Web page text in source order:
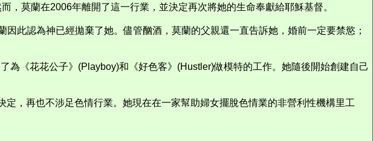
莫蘭在2006年離開了這一行業，並決定再次將她的生命奉獻給耶穌基督。
此認為神已經拋棄了她。儘管酗酒，莫蘭的父親還一直告訴她，婚前一定要禁慾；
《花花公子》(Playboy)和《好色客》(Hustler)做模特的工作。她隨後開始創建自己
，再也不涉足色情行業。她現在在一家幫助婦女擺脫色情業的非營利性機構里工